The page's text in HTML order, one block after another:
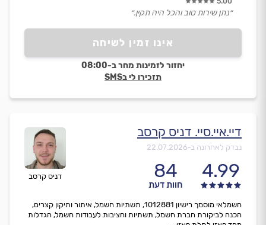
אינו זמין לשיחה
יחזור לזמינות מחר ב-08:00
תזכירו לי בSMS
״נתן שירות טוב והכל היה תקין.״
דניס קרסב
דיי.איי.סיי. דניס קרסב
נבדק לאחרונה ב-22.07.2026
4.99
84
חוות דעת
חשמלאי מוסמך רישיון 1012881, תשתיות חשמל, איתור ותיקון קצרים,
הכנה לביקורת חברת חשמל, תשתיות וחציבות לעבודות חשמל, הגדלות